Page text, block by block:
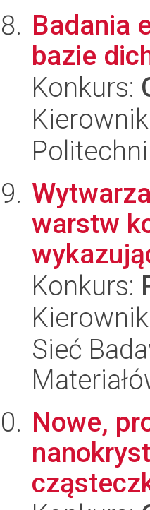
Badania
bazie
Konkurs:
warstw
Konkurs:
Sieć
Nowe,